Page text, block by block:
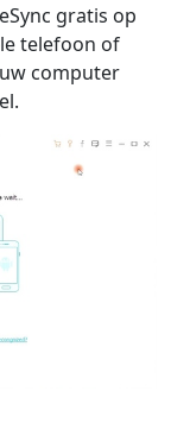
gratis op
telefoon of
computer